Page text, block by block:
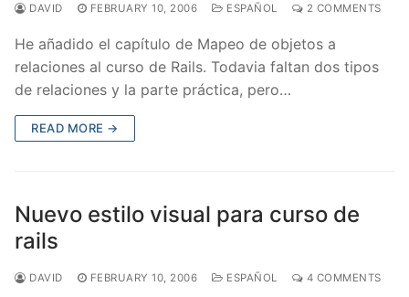
DAVID FEBRUARY 10, 2006 ESPAÑOL 2 COMMENTS
He añadido el capítulo de Mapeo de objetos a
relaciones al curso de Rails. Todavia faltan dos tipos
de relaciones y la parte práctica, pero…
READ MORE →
Nuevo estilo visual para curso de
rails
DAVID FEBRUARY 10, 2006 ESPAÑOL 4 COMMENTS